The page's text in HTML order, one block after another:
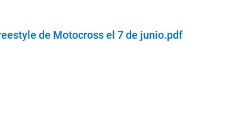
de Motocross el 7 de junio.pdf